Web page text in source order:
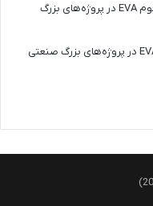
مزایای استفاده از رول فوم EVA در پروژه‌های بزرگ